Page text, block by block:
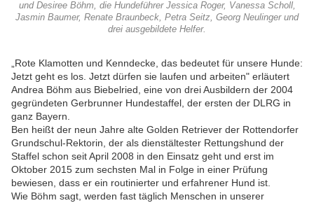
und Desiree Böhm, die Hundeführer Jessica Roger, Vanessa Scholl,
Jasmin Baumer, Renate Braunbeck, Petra Seitz, Georg Neulinger und
drei ausgebildete Helfer.
„Rote Klamotten und Kenndecke, das bedeutet für unsere Hunde:
Jetzt geht es los. Jetzt dürfen sie laufen und arbeiten" erläutert
Andrea Böhm aus Biebelried, eine von drei Ausbildern der 2004
gegründeten Gerbrunner Hundestaffel, der ersten der DLRG in
ganz Bayern.
Ben heißt der neun Jahre alte Golden Retriever der Rottendorfer
Grundschul-Rektorin, der als dienstältester Rettungshund der
Staffel schon seit April 2008 in den Einsatz geht und erst im
Oktober 2015 zum sechsten Mal in Folge in einer Prüfung
bewiesen, dass er ein routinierter und erfahrener Hund ist.
Wie Böhm sagt, werden fast täglich Menschen in unserer